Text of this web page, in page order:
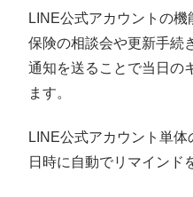
LINE公式アカウントの機
保険の相談会や更新手続
通知を送ることで当日の
ます。
LINE公式アカウント単
日時に自動でリマインド